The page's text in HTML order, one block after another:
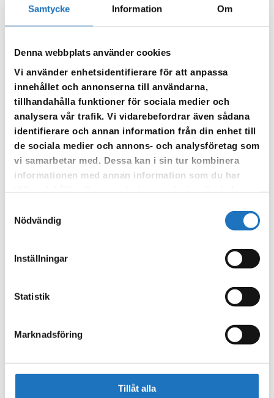
Samtycke Information Om
Denna webbplats använder cookies
Vi använder enhetsidentifierare för att anpassa
innehållet och annonserna till användarna,
tillhandahålla funktioner för sociala medier och
analysera vår trafik. Vi vidarebefordrar även sådana
identifierare och annan information från din enhet till
de sociala medier och annons- och analysföretag som
vi samarbetar med. Dessa kan i sin tur kombinera
informationen med annan information som du har
Nödvändig
Inställningar
Statistik
Marknadsföring
Tillåt alla
Anmäl dig till vår sms-tjänst.
Vår sms-tjänst använder vi enbart för att kunna informera dig
om driftstörningar och andra händelser som kan påverka dig
som fastighetsägare.